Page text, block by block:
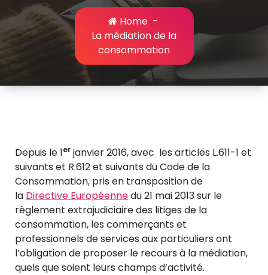
Home-
La médiation de la
consommation
Depuis le 1er janvier 2016, avec les articles L.611-1 et
suivants et R.612 et suivants du Code de la
Consommation, pris en transposition de
la Directive Européennedu 21 mai 2013 sur le
règlement extrajudiciaire des litiges de la
consommation, les commerçants et
professionnels de services aux particuliers ont
l’obligation de proposer le recours à la médiation,
quels que soient leurs champs d’activité.